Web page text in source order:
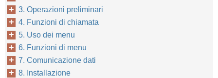
3. Operazioni preliminari
4. Funzioni di chiamata
5. Uso dei menu
6. Funzioni di menu
7. Comunicazione dati
8. Installazione